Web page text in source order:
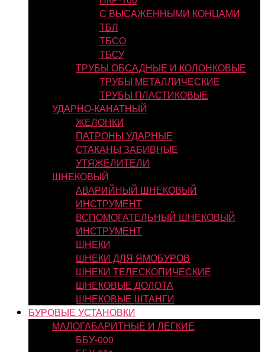
С ВЫСАЖЕННЫМИ КОНЦАМИ
ТБЛ
ТБСО
ТБСУ
ТРУБЫ ОБСАДНЫЕ И КОЛОНКОВЫЕ
ТРУБЫ МЕТАЛЛИЧЕСКИЕ
ТРУБЫ ПЛАСТИКОВЫЕ
УДАРНО-КАНАТНЫЙ
ЖЕЛОНКИ
ПАТРОНЫ УДАРНЫЕ
СТАКАНЫ ЗАБИВНЫЕ
УТЯЖЕЛИТЕЛИ
ШНЕКОВЫЙ
АВАРИЙНЫЙ ШНЕКОВЫЙ
ИНСТРУМЕНТ
ВСПОМОГАТЕЛЬНЫЙ ШНЕКОВЫЙ
ИНСТРУМЕНТ
ШНЕКИ
ШНЕКИ ДЛЯ ЯМОБУРОВ
ШНЕКИ ТЕЛЕСКОПИЧЕСКИЕ
ШНЕКОВЫЕ ДОЛОТА
ШНЕКОВЫЕ ШТАНГИ
БУРОВЫЕ УСТАНОВКИ
МАЛОГАБАРИТНЫЕ И ЛЕГКИЕ
ББУ-000